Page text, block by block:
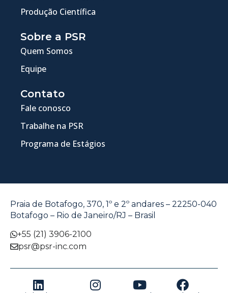
Produção Científica
Sobre a PSR
Quem Somos
Equipe
Contato
Fale conosco
Trabalhe na PSR
Programa de Estágios
Praia de Botafogo, 370, 1º e 2º andares – 22250-040
Botafogo – Rio de Janeiro/RJ – Brasil
+55 (21) 3906-2100
psr@psr-inc.com